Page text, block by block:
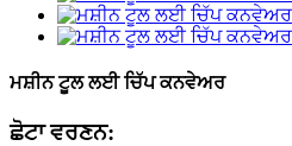
ਮਸ਼ੀਨ ਟੂਲ ਲਈ ਚਿੱਪ ਕਨਵੇਅਰ
ਛੋਟਾ ਵਰਣਨ: